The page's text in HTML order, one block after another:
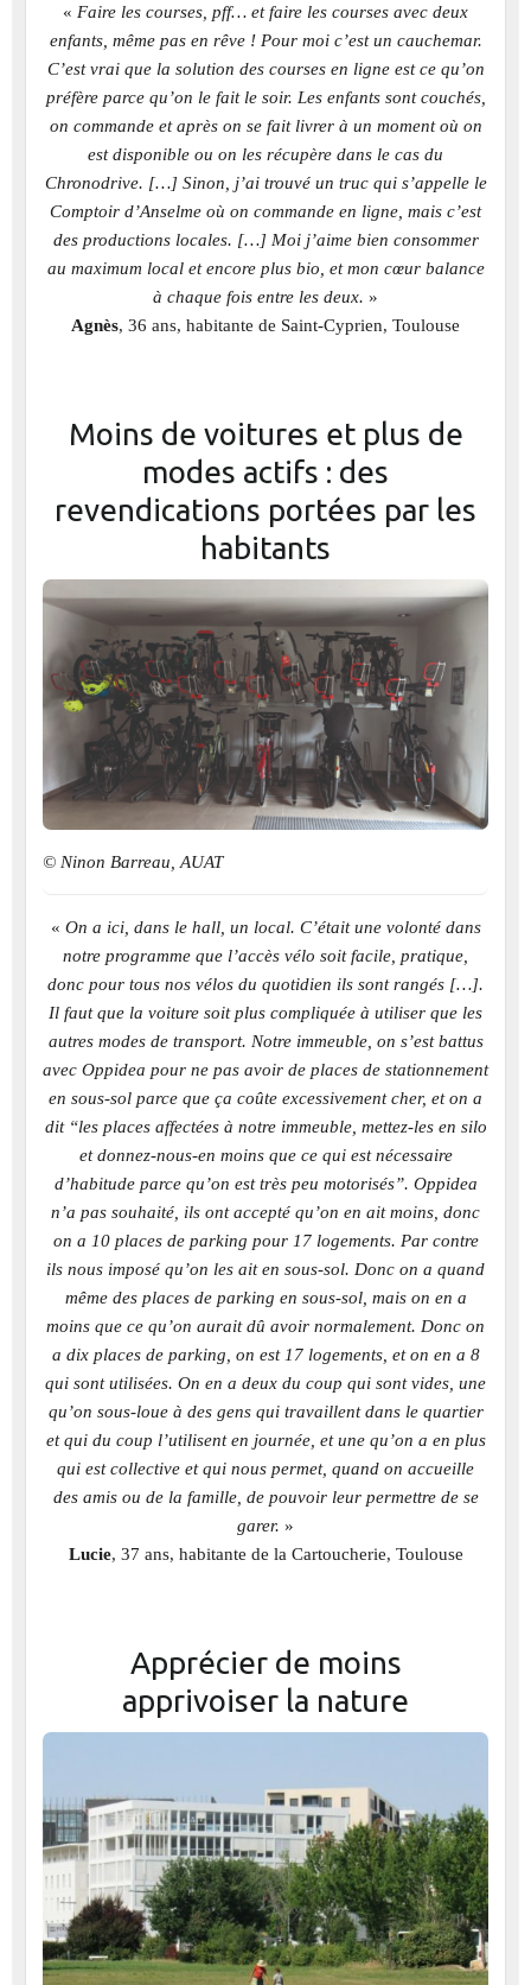
« Faire les courses, pff… et faire les courses avec deux
enfants, même pas en rêve ! Pour moi c’est un cauchemar.
C’est vrai que la solution des courses en ligne est ce qu’on
préfère parce qu’on le fait le soir. Les enfants sont couchés,
on commande et après on se fait livrer à un moment où on
est disponible ou on les récupère dans le cas du
Chronodrive. […] Sinon, j’ai trouvé un truc qui s’appelle le
Comptoir d’Anselme où on commande en ligne, mais c’est
des productions locales. […] Moi j’aime bien consommer
au maximum local et encore plus bio, et mon cœur balance
à chaque fois entre les deux. »
Agnès, 36 ans, habitante de Saint-Cyprien, Toulouse
Moins de voitures et plus de
modes actifs : des
revendications portées par les
habitants
© Ninon Barreau, AUAT
« On a ici, dans le hall, un local. C’était une volonté dans
notre programme que l’accès vélo soit facile, pratique,
donc pour tous nos vélos du quotidien ils sont rangés […].
Il faut que la voiture soit plus compliquée à utiliser que les
autres modes de transport. Notre immeuble, on s’est battus
avec Oppidea pour ne pas avoir de places de stationnement
en sous-sol parce que ça coûte excessivement cher, et on a
dit “les places affectées à notre immeuble, mettez-les en silo
et donnez-nous-en moins que ce qui est nécessaire
d’habitude parce qu’on est très peu motorisés”. Oppidea
n’a pas souhaité, ils ont accepté qu’on en ait moins, donc
on a 10 places de parking pour 17 logements. Par contre
ils nous imposé qu’on les ait en sous-sol. Donc on a quand
même des places de parking en sous-sol, mais on en a
moins que ce qu’on aurait dû avoir normalement. Donc on
a dix places de parking, on est 17 logements, et on en a 8
qui sont utilisées. On en a deux du coup qui sont vides, une
qu’on sous-loue à des gens qui travaillent dans le quartier
et qui du coup l’utilisent en journée, et une qu’on a en plus
qui est collective et qui nous permet, quand on accueille
des amis ou de la famille, de pouvoir leur permettre de se
garer. »
Lucie, 37 ans, habitante de la Cartoucherie, Toulouse
Apprécier de moins
apprivoiser la nature